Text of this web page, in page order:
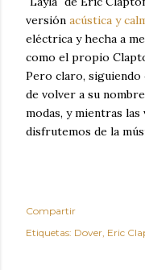
versión acústica y
eléctrica y hecha a
como el propio
Pero claro,
de volver a su
modas, y mientras las
disfrutemos de la
Compartir
Etiquetas: Dover Eric